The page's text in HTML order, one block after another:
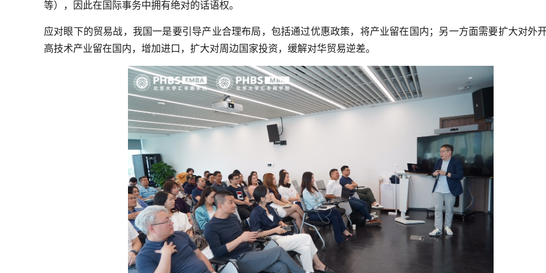
等），因此在国际事务中拥有绝对的话语权。
应对眼下的贸易战，我国一是要引导产业合理布局，包括通过优惠政策，将产业留在国内；另一方面需要扩大对外
高技术产业留在国内，增加进口，扩大对周边国家投资，缓解对华贸易逆差。